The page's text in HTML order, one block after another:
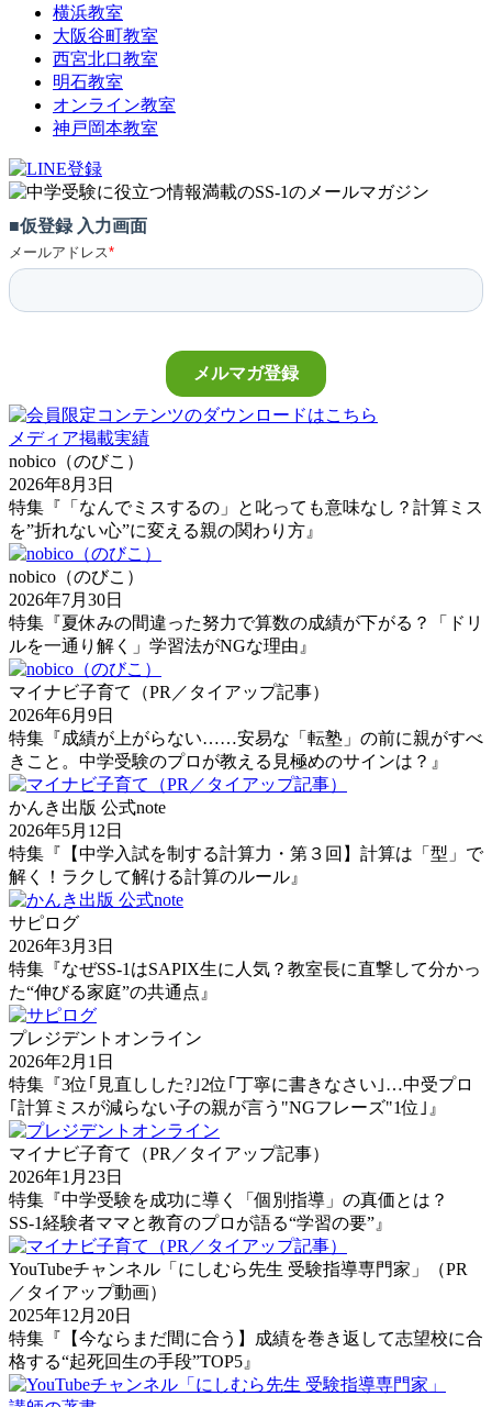
横浜教室
大阪谷町教室
西宮北口教室
明石教室
オンライン教室
神戸岡本教室
メディア掲載実績
nobico（のびこ）
2026年8月3日
特集『「なんでミスするの」と叱っても意味なし？計算ミス
を”折れない心”に変える親の関わり方』
nobico（のびこ）
2026年7月30日
特集『夏休みの間違った努力で算数の成績が下がる？「ドリ
ルを一通り解く」学習法がNGな理由』
マイナビ子育て（PR／タイアップ記事）
2026年6月9日
特集『成績が上がらない……安易な「転塾」の前に親がすべ
きこと。中学受験のプロが教える見極めのサインは？』
かんき出版 公式note
2026年5月12日
特集『【中学入試を制する計算力・第３回】計算は「型」で
解く！ラクして解ける計算のルール』
サピログ
2026年3月3日
特集『なぜSS-1はSAPIX生に人気？教室長に直撃して分かっ
た“伸びる家庭”の共通点』
プレジデントオンライン
2026年2月1日
特集『3位｢見直しした?｣2位｢丁寧に書きなさい｣…中受プロ
｢計算ミスが減らない子の親が言う"NGフレーズ"1位｣』
マイナビ子育て（PR／タイアップ記事）
2026年1月23日
特集『中学受験を成功に導く「個別指導」の真価とは？
SS-1経験者ママと教育のプロが語る“学習の要”』
YouTubeチャンネル「にしむら先生 受験指導専門家」（PR
／タイアップ動画）
2025年12月20日
特集『【今ならまだ間に合う】成績を巻き返して志望校に合
格する“起死回生の手段”TOP5』